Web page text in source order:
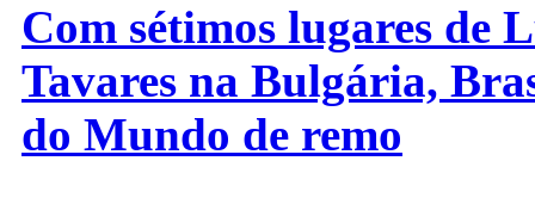
Com sétimos lugares de
Tavares na Bulgária,
do Mundo de remo